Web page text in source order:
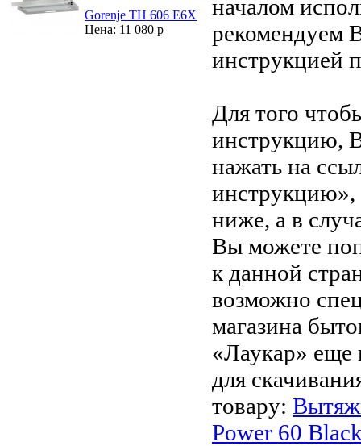
Gorenje TH 606 E6X
Цена: 11 080 р
началом
рекомендуем
инструкцией
Для того
инструкцию,
нажать на
ниже, а в
Вы можете
к данной
возможно
магазина
«Лаукар» еще
для
товару:
Power 60